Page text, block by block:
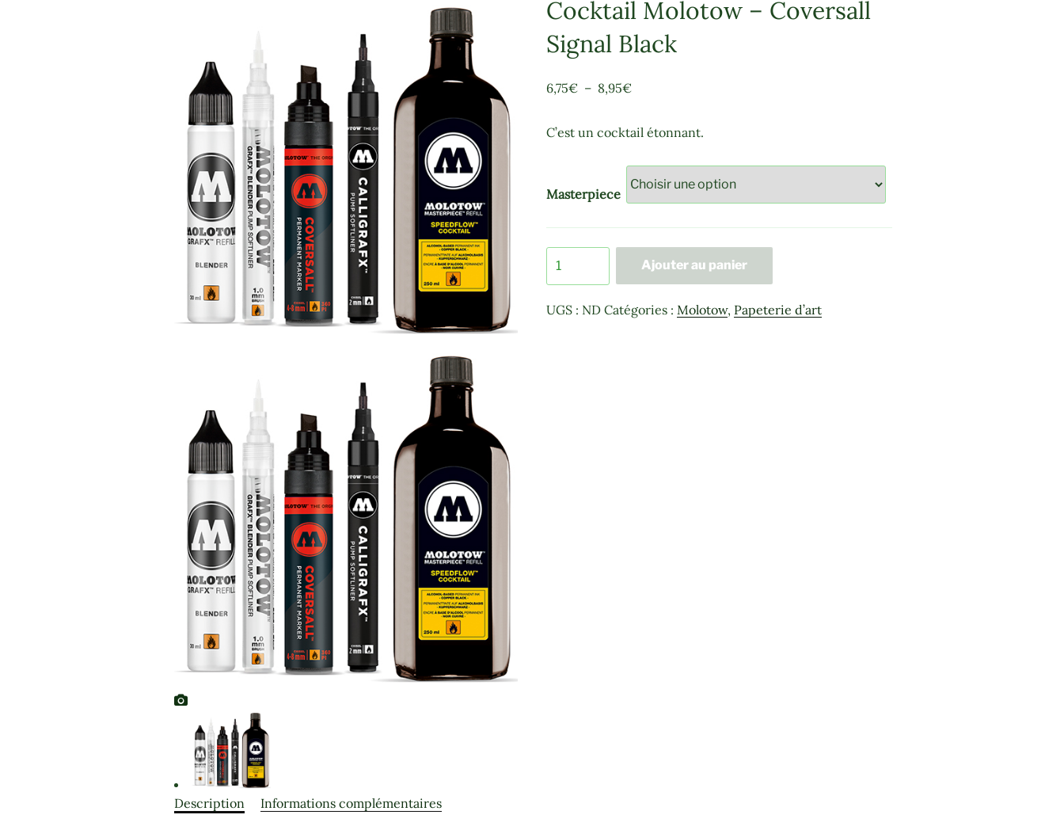
Cocktail Molotow – Coversall
Signal Black
6,75€ – 8,95€Plage
prix :
à
8,95€
C’est un cocktail étonnant.
Masterpiece
de
Molotow
Ajouter au panier
UGS : ND Catégories : Molotow, Papeterie d’art
Description Informations complémentaires